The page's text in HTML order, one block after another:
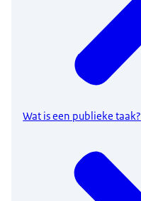
Wat is een publieke taak?